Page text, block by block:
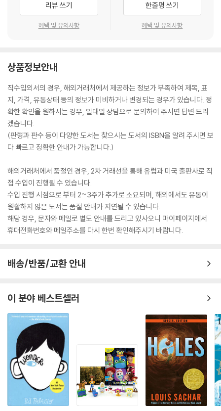
리뷰 쓰기
혜택 및 유의사항
한줄평 쓰기
혜택 및 유의사항
상품정보안내
직수입외서의 경우, 해외거래처에서 제공하는 정보가 부족하여 제목, 표
지, 가격, 유통상태 등의 정보가 미비하거나 변경되는 경우가 있습니다. 정
확한 확인을 원하시는 경우, 일대일 상담으로 문의하여 주시면 답변 드리
겠습니다.
(판형과 판수 등이 다양한 도서는 찾으시는 도서의 ISBN을 알려 주시면 보
다 빠르고 정확한 안내가 가능합니다.)
해외거래처에서 품절인 경우, 2차 거래선을 통해 유럽과 미국 출판사로 직
접 수입이 진행될 수 있습니다.
수입 진행 시점으로 부터 2~3주가 추가로 소요되며, 해외에서도 유통이
원활하지 않은 도서는 품절 안내가 지연될 수 있습니다.
해당 경우, 문자와 메일로 별도 안내를 드리고 있사오니 마이페이지에서
휴대전화번호와 메일주소를 다시 한번 확인해주시기 바랍니다.
배송/반품/교환 안내
이 분야 베스트셀러